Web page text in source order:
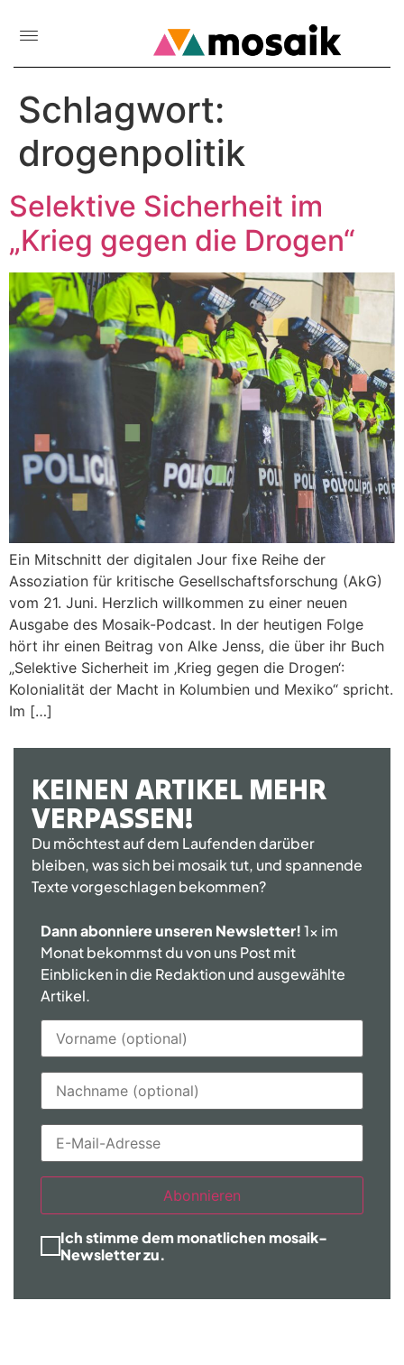
Schlagwort:
drogenpolitik
Selektive Sicherheit im
„Krieg gegen die Drogen“
Ein Mitschnitt der digitalen Jour fixe Reihe der
Assoziation für kritische Gesellschaftsforschung (AkG)
vom 21. Juni. Herzlich willkommen zu einer neuen
Ausgabe des Mosaik-Podcast. In der heutigen Folge
hört ihr einen Beitrag von Alke Jenss, die über ihr Buch
„Selektive Sicherheit im ‚Krieg gegen die Drogen‘:
Kolonialität der Macht in Kolumbien und Mexiko“ spricht.
Im […]
KEINEN ARTIKEL MEHR
VERPASSEN!
Du möchtest auf dem Laufenden darüber
bleiben, was sich bei mosaik tut, und spannende
Texte vorgeschlagen bekommen?
Dann abonniere unseren Newsletter!1x im
Monat bekommst du von uns Post mit
Einblicken in die Redaktion und ausgewählte
Artikel.
Abonnieren
Ich stimme dem monatlichen mosaik-
Newsletter zu.